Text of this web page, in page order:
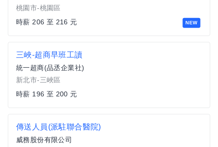
NEW
桃園市-桃園區
時薪 206 至 216 元
三峽-超商早班工讀
統一超商(品丞企業社)
新北市-三峽區
時薪 196 至 200 元
傳送人員(派駐聯合醫院)
威務股份有限公司